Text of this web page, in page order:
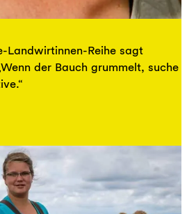
Landwirtinnen-Reihe sagt
der Bauch grummelt, suche